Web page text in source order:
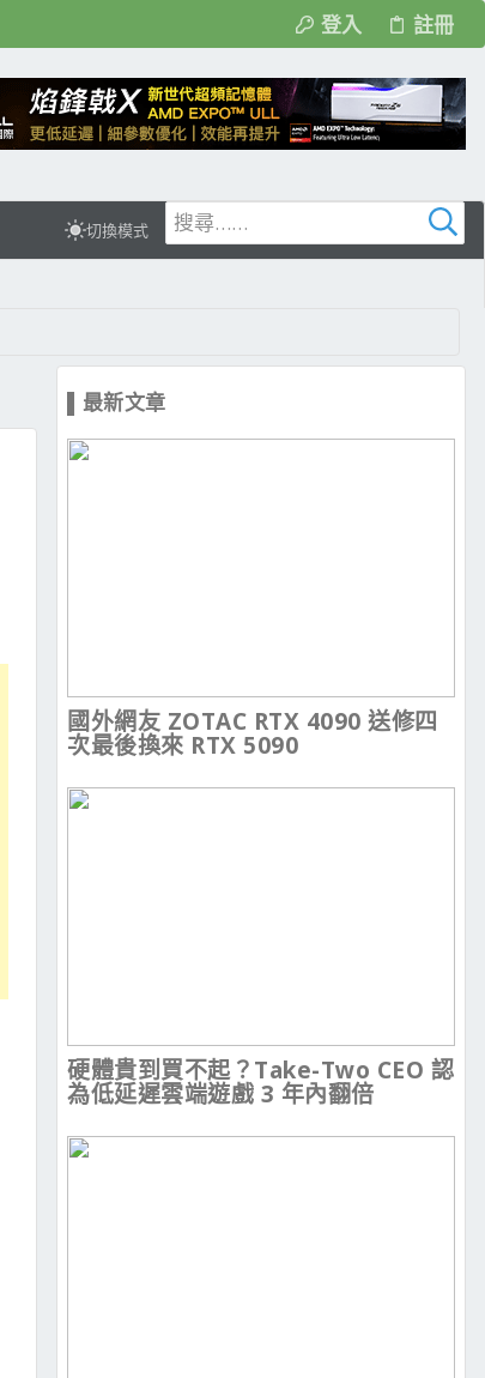
登入 註冊
切換模式
▌最新文章
國外網友 ZOTAC RTX 4090 送修四
次最後換來 RTX 5090
硬體貴到買不起？Take-Two CEO 認
為低延遲雲端遊戲 3 年內翻倍